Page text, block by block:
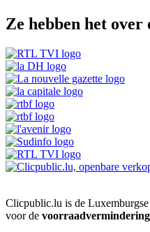
Ze hebben het over
Clicpublic.lu is de
voor de